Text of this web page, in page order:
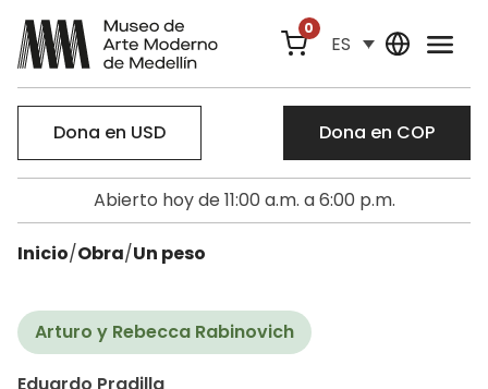
0
ES
Dona en USD Dona en COP
Abierto hoy de 11:00 a.m. a 6:00 p.m.
Inicio/Obra/Un peso
Arturo y Rebecca Rabinovich